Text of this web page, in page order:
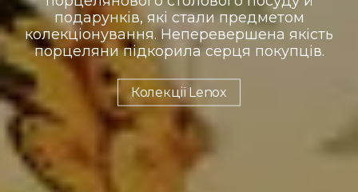
подарунків, які стали предметом
колекціонування. Неперевершена якість
порцеляни підкорила серця покупців.
Колекції Lenox